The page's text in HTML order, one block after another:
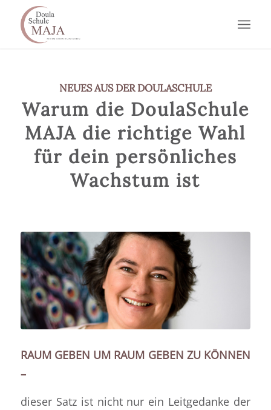
NEUES AUS DER DOULASCHULE
Warum die DoulaSchule
MAJA die richtige Wahl
für dein persönliches
Wachstum ist
RAUM GEBEN UM RAUM GEBEN ZU KÖNNEN
–
dieser Satz ist nicht nur ein Leitgedanke der